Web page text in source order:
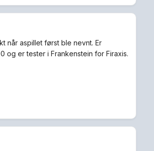
når aspillet først ble nevnt. Er
og er tester i Frankenstein for Firaxis.